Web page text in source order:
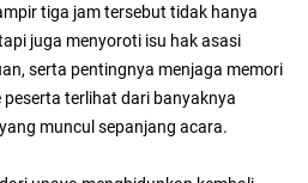
tiga jam tersebut tidak hanya
juga menyoroti isu hak asasi
serta pentingnya menjaga memori
terlihat dari banyaknya
muncul sepanjang acara.